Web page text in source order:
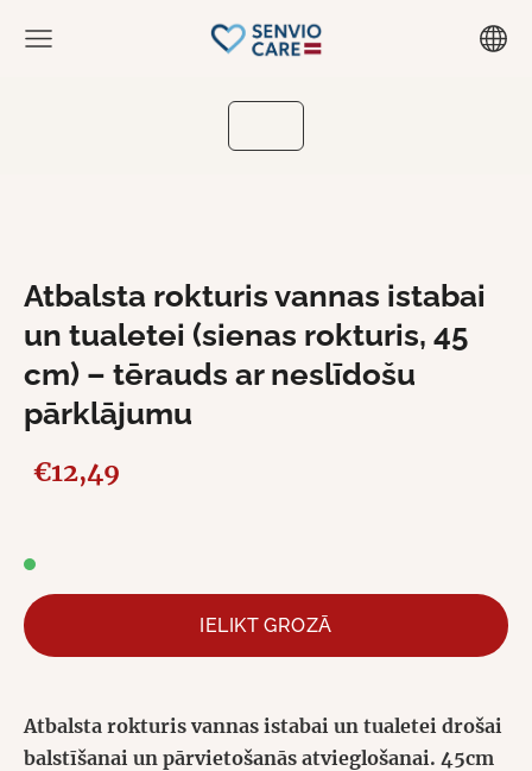
Atbalsta rokturis vannas istabai
un tualetei (sienas rokturis, 45
cm) – tērauds ar neslīdošu
pārklājumu
€12,49
IELIKT GROZĀ
Atbalsta rokturis vannas istabai un tualetei drošai
balstīšanai un pārvietošanās atvieglošanai. 45cm